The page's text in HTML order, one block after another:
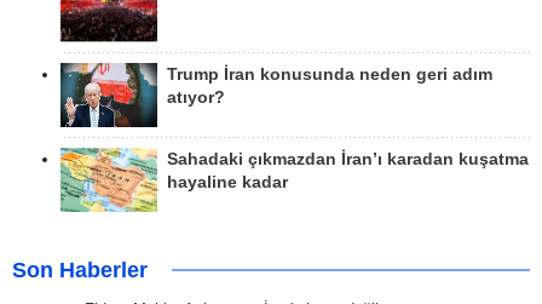
Trump İran konusunda neden geri adım
atıyor?
Sahadaki çıkmazdan İran’ı karadan kuşatma
hayaline kadar
Son Haberler